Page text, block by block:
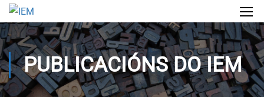
PUBLICACIÓNS DO IEM